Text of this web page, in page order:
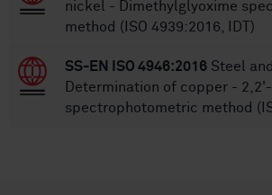
nickel - Dimethylglyoxime
method (ISO 4939:2016, IDT)
SS-EN ISO 4946:2016 Steel
Determination of copper -
spectrophotometric method